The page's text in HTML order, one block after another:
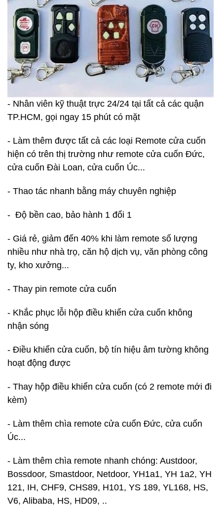
- Nhân viên kỹ thuật trực 24/24 tại tất cả các quận
TP.HCM, gọi ngay 15 phút có mặt
- Làm thêm được tất cả các loại Remote cửa cuốn
hiện có trên thị trường như remote cửa cuốn Đức,
cửa cuốn Đài Loan, cửa cuốn Úc...
- Thao tác nhanh bằng máy chuyên nghiệp
- Độ bền cao, bảo hành 1 đổi 1
- Giá rẻ, giảm đến 40% khi làm remote số lượng
nhiều như nhà trọ, căn hộ dịch vụ, văn phòng công
ty, kho xưởng...
- Thay pin remote cửa cuốn
- Khắc phục lỗi hộp điều khiển cửa cuốn không
nhận sóng
- Điều khiển cửa cuốn, bộ tín hiệu âm tường không
hoạt động được
- Thay hộp điều khiển cửa cuốn (có 2 remote mới đi
kèm)
- Làm thêm chìa remote cửa cuốn Đức, cửa cuốn
Úc...
- Làm thêm chìa remote nhanh chóng: Austdoor,
Bossdoor, Smastdoor, Netdoor, YH1a1, YH 1a2, YH
121, IH, CHF9, CHS89, H101, YS 189, YL168, HS,
V6, Alibaba, HS, HD09, ..